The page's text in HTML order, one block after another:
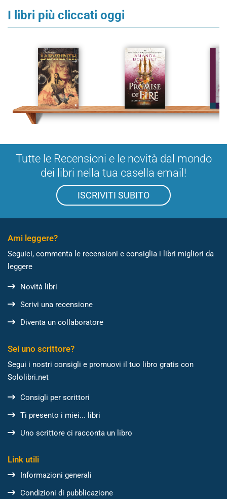
I libri più cliccati oggi
Tutte le Recensioni e le novità dal mondo
dei libri nella tua casella email!
ISCRIVITI SUBITO
Ami leggere?
Seguici, commenta le recensioni e consiglia i libri migliori da
leggere
Novità libri
Scrivi una recensione
Diventa un collaboratore
Sei uno scrittore?
Segui i nostri consigli e promuovi il tuo libro gratis con
Sololibri.net
Consigli per scrittori
Ti presento i miei... libri
Uno scrittore ci racconta un libro
Link utili
Informazioni generali
Condizioni di pubblicazione